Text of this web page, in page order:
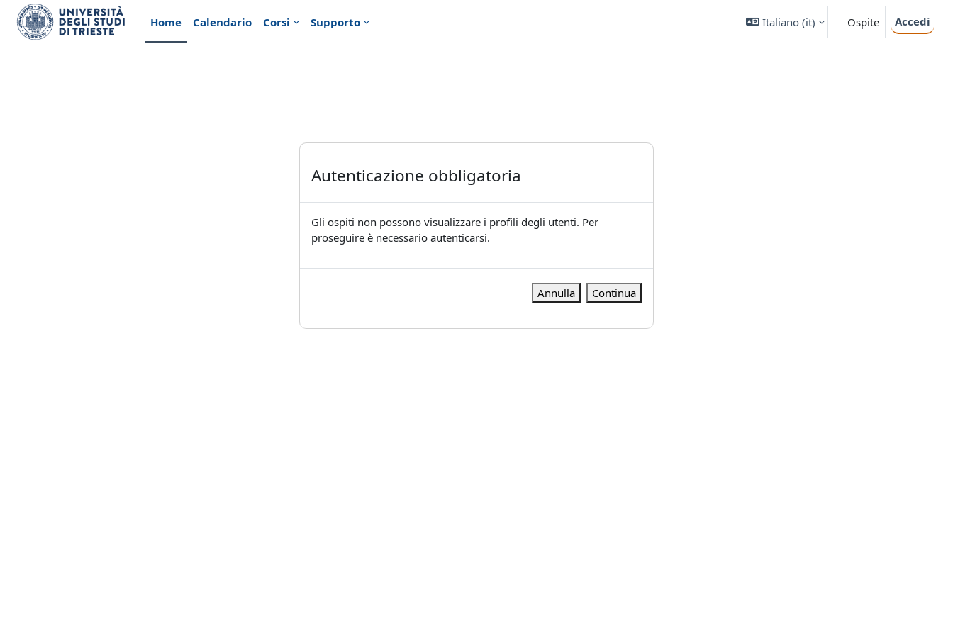
Vai al contenuto principale
Home
Calendario Corsi Supporto Italiano ‎(it)‎ Ospite Accedi
Autenticazione obbligatoria
Gli ospiti non possono visualizzare i profili degli utenti. Per
proseguire è necessario autenticarsi.
Annulla Continua